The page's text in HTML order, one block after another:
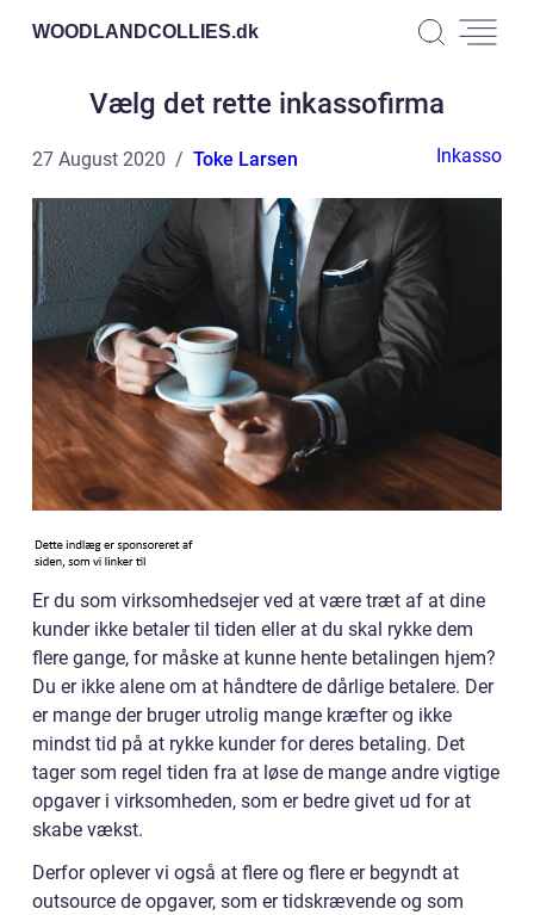
WOODLANDCOLLIES.dk
Vælg det rette inkassofirma
27 August 2020 Toke Larsen Inkasso
Er du som virksomhedsejer ved at være træt af at dine
kunder ikke betaler til tiden eller at du skal rykke dem
flere gange, for måske at kunne hente betalingen hjem?
Du er ikke alene om at håndtere de dårlige betalere. Der
er mange der bruger utrolig mange kræfter og ikke
mindst tid på at rykke kunder for deres betaling. Det
tager som regel tiden fra at løse de mange andre vigtige
opgaver i virksomheden, som er bedre givet ud for at
skabe vækst.
Derfor oplever vi også at flere og flere er begyndt at
outsource de opgaver, som er tidskrævende og som